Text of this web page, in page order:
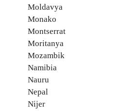
Moldavya
Monako
Montserrat
Moritanya
Mozambik
Namibia
Nauru
Nepal
Nijer